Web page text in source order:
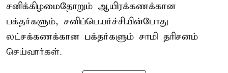
சனிக்கிழமைதோறும் ஆயிரக்கணக்கான
பக்தர்களும், சனிப்பெயர்ச்சியின்போது
லட்சக்கணக்கான பக்தர்களும் சாமி தரிசனம்
செய்வார்கள்.